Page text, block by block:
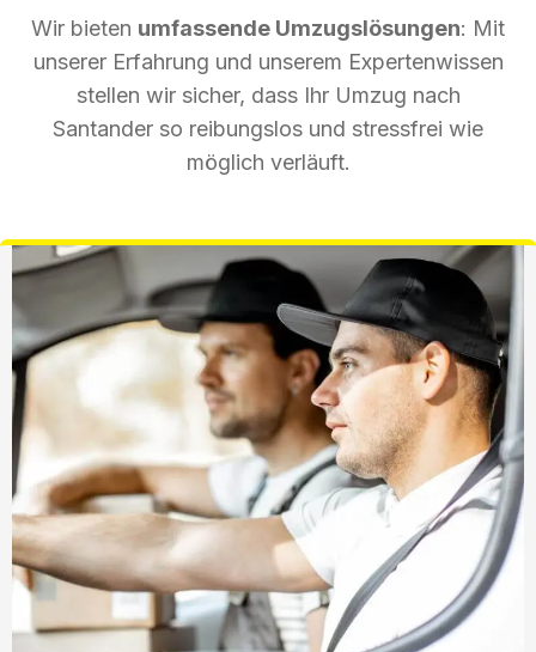
Wir bieten umfassende Umzugslösungen: Mit
unserer Erfahrung und unserem Expertenwissen
stellen wir sicher, dass Ihr Umzug nach
Santander so reibungslos und stressfrei wie
möglich verläuft.